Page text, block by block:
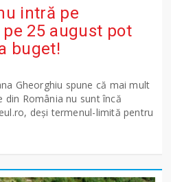
intră pe
25 august pot
buget!
Gheorghiu spune că mai mult
România nu sunt încă
deși termenul-limită pentru